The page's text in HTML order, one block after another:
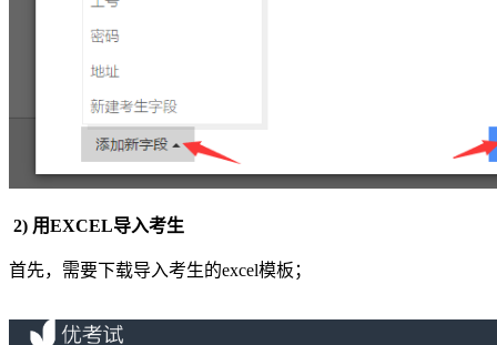
2) 用EXCEL导入考生
首先，需要下载导入考生的excel模板；